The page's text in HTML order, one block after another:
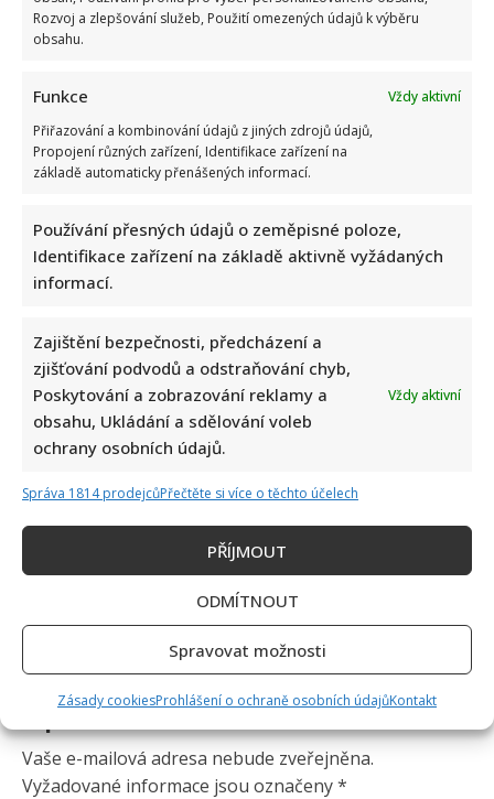
Rozvoj a zlepšování služeb, Použití omezených údajů k výběru
obsahu.
Funkce
Vždy aktivní
Přiřazování a kombinování údajů z jiných zdrojů údajů,
Propojení různých zařízení, Identifikace zařízení na
základě automaticky přenášených informací.
Používání přesných údajů o zeměpisné poloze,
Identifikace zařízení na základě aktivně vyžádaných
informací.
Zajištění bezpečnosti, předcházení a
zjišťování podvodů a odstraňování chyb,
Poskytování a zobrazování reklamy a
obsahu, Ukládání a sdělování voleb
ochrany osobních údajů.
Vždy aktivní
Správa 1814 prodejcůPřečtěte si více o těchto účelech
PŘÍJMOUT
ODMÍTNOUT
Spravovat možnosti
Zásady cookiesProhlášení o ochraně osobních údajůKontakt
Napsat komentář
Vaše e-mailová adresa nebude zveřejněna.
Vyžadované informace jsou označeny*